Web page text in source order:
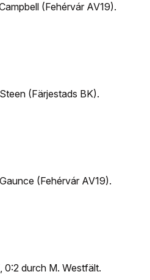
(Fehérvár AV19).
(Färjestads BK).
(Fehérvár AV19).
0:2 durch M. Westfält.